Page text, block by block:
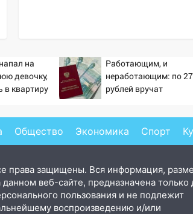
на
девочку,
в квартиру
Работающим, и
неработающим: по
рублей вручат
Общество Экономика Спорт
права защищены. Вся информация,
данном веб-сайте, предназначена только
пользования и не подлежит
воспроизведению и/или